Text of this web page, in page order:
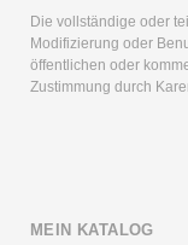
Die vollständige oder
Modifizierung oder
öffentlichen oder
Zustimmung durch
MEIN KATALOG